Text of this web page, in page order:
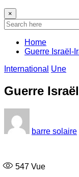
×
Home
Guerre Israël-
International Une
Guerre
barre solaire
547 Vue